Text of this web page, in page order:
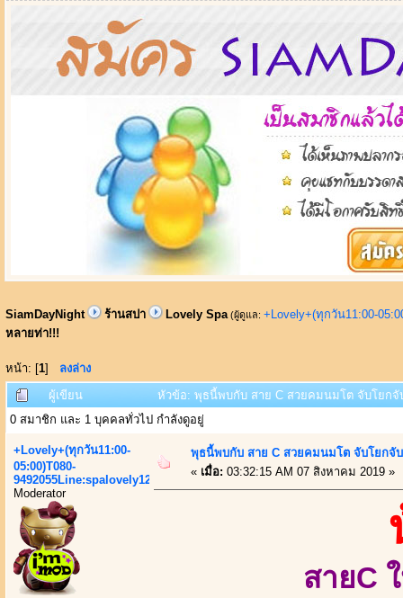
SiamDayNight ร้านสปา Lovely Spa (ผู้ดูแล: +Lovely+(ทุกวัน11:00-
หลายท่า!!!
หน้า: [1] ลงล่าง
ผู้เขียน
หัวข้อ: พุธนี้พบกับ สาย C สวยคมนมโต จับโยกจั
0 สมาชิก และ 1 บุคคลทั่วไป กำลังดูอยู่
+Lovely+(ทุกวัน11:00-
05:00)T080-
9492055Line:spalovely123
Moderator
พุธนี้พบกับ สาย C สวยคมนมโต จับโยกจั
« เมื่อ: 03:32:15 AM 07 สิงหาคม 2019 »
สายC